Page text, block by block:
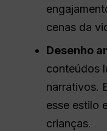
cenas da
Desenho
conteúdos
narrativos.
esse estilo
crianças.